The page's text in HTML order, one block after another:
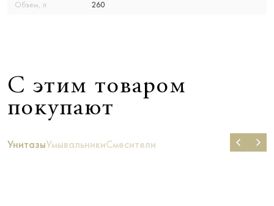
Объем, л 260
С этим товаром
покупают
УнитазыУмывальникиСмесители